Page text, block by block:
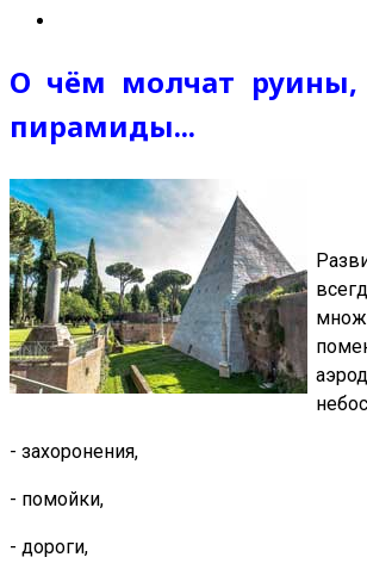
О чём молчат
пирамиды...
- захоронения,
- помойки,
- дороги,